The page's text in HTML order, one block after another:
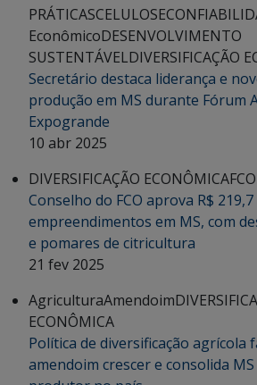
PRÁTICASCELULOSE
EconômicoDESENVOLVIMENTO
SUSTENTÁVELDIVERSIFICAÇÃO
Secretário destaca liderança e
produção em MS durante Fórum
Expogrande
10 abr 2025
DIVERSIFICAÇÃO ECONÔMICAFCO
Conselho do FCO aprova R$
empreendimentos em MS, com
e pomares de citricultura
21 fev 2025
AgriculturaAmendoim
ECONÔMICA
Política de diversificação agrícola
amendoim crescer e consolida